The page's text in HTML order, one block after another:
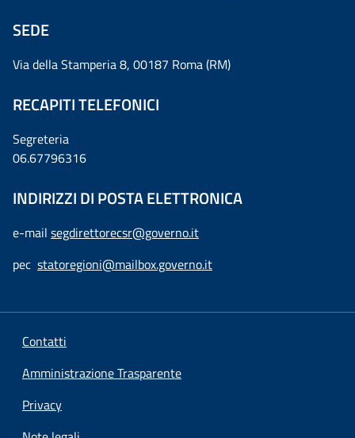
SEDE
Via della Stamperia 8, 00187 Roma (RM)
RECAPITI TELEFONICI
Segreteria
06.67796316
INDIRIZZI DI POSTA ELETTRONICA
e-mail segdirettorecsr@governo.it
pec statoregioni@mailbox.governo.it
Contatti
Amministrazione Trasparente
Privacy